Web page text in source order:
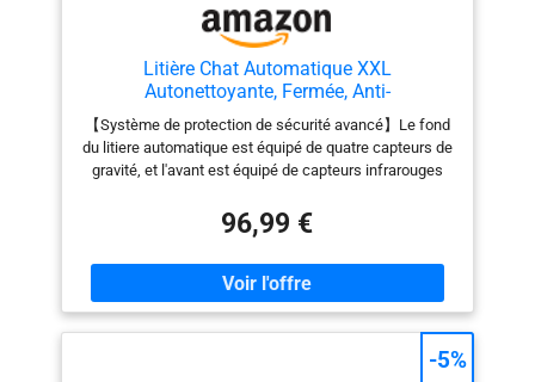
Litière Chat Automatique XXL
Autonettoyante, Fermée, Anti-
Odeur,Silencieuse
【Système de protection de sécurité avancé】Le fond
du litiere automatique est équipé de quatre capteurs de
gravité, et l'avant est équipé de capteurs infrarouges
l'activité du chat. Lorsque le chat s'approche ou entre
dans le bac à litière anti odeur, l'appareil interrompt
immédiatement le programme de nettoyage
automatique afin d'éviter tout accident potentiel,
permettant ainsi au chat d'utiliser le litiere tranquille
pour chat en toute tranquillité. 【Technologie de
désodorisation et de purification hautement efficace】
96,99 €
-5%